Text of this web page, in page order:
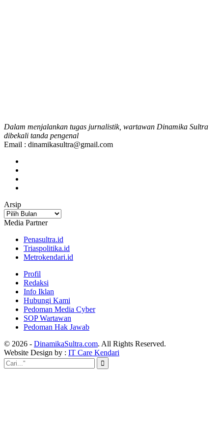
Dalam menjalankan tugas jurnalistik, wartawan Dinamika Sultra
dibekali tanda pengenal
Email : dinamikasultra@gmail.com
Arsip
Arsip
Media Partner
Penasultra.id
Triaspolitika.id
Metrokendari.id
Profil
Redaksi
Info Iklan
Hubungi Kami
Pedoman Media Cyber
SOP Wartawan
Pedoman Hak Jawab
© 2026 - DinamikaSultra.com. All Rights Reserved.
Website Design by : IT Care Kendari